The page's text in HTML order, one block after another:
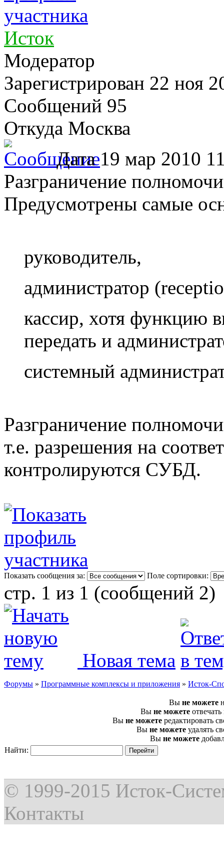
Исток
Модератор
Зарегистрирован 22 ноя
Сообщений 95
Откуда Москва
Дата19 мар 2010
Разграничение
Предусмотрены самые
руководитель,
администратор
кассир, хотя функцию
передать и
системный
Разграничение
т.е. разрешения на
контролируются СУБД.
Показать сообщения за: Поле сортировки:
стр. 1 из 1 (сообщений 2)
Новая тема
Форумы » Программные комплексы и приложения » Исток-
Вы не можете
Вы не можете
Вы не можете редактировать
Вы не можете удалять
Вы не можете
Найти:
© 1999-2015 Исток-
Контакты